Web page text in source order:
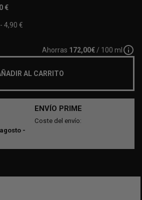
€
- 4,90 €
Ahorras 172,00€ / 100 mlinfo_outline
AL CARRITO
-
ENVÍO PRIME
Coste del envío: